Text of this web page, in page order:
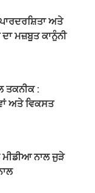
ਅਤੇ
ਮਜ਼ਬੂਤ ਕਾਨੂੰਨੀ
ਤਕਨੀਕ :
ਅਤੇ ਵਿਕਸਤ
ਮੀਡੀਆ ਨਾਲ ਜੁੜੇ